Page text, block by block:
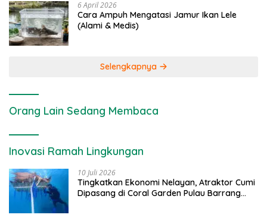
6 April 2026
Cara Ampuh Mengatasi Jamur Ikan Lele
(Alami & Medis)
Selengkapnya
Orang Lain Sedang Membaca
Inovasi Ramah Lingkungan
10 Juli 2026
Tingkatkan Ekonomi Nelayan, Atraktor Cumi
Dipasang di Coral Garden Pulau Barrang